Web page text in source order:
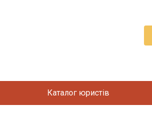
Каталог юристів